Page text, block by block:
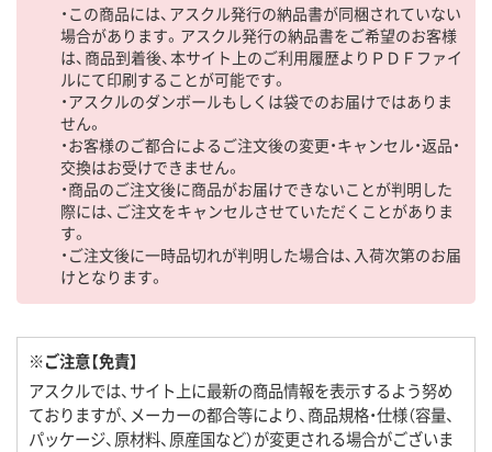
・この商品には、アスクル発行の納品書が同梱されていない
場合があります。アスクル発行の納品書をご希望のお客様
は、商品到着後、本サイト上のご利用履歴よりＰＤＦファイ
ルにて印刷することが可能です。
・アスクルのダンボールもしくは袋でのお届けではありま
せん。
・お客様のご都合によるご注文後の変更・キャンセル・返品・
交換はお受けできません。
・商品のご注文後に商品がお届けできないことが判明した
際には、ご注文をキャンセルさせていただくことがありま
す。
・ご注文後に一時品切れが判明した場合は、入荷次第のお届
けとなります。
※ご注意【免責】
アスクルでは、サイト上に最新の商品情報を表示するよう努め
ておりますが、メーカーの都合等により、商品規格・仕様（容量、
パッケージ、原材料、原産国など）が変更される場合がございま